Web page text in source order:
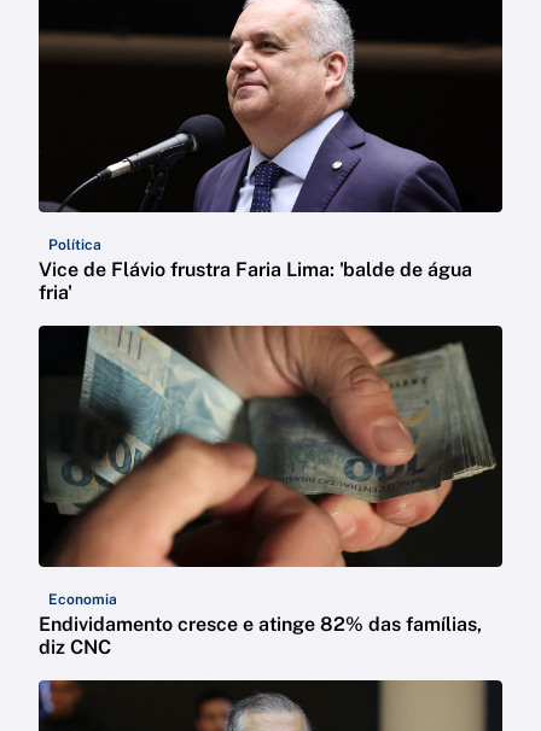
Política
Vice de Flávio frustra Faria Lima: 'balde de água
fria'
Economia
Endividamento cresce e atinge 82% das famílias,
diz CNC